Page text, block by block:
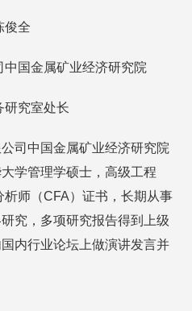
俊全
国金属矿业经济研究院
研究室处长
司中国金属矿业经济研究院
学管理学硕士，高级工程
师（CFA）证书，长期从事
究，多项研究报告得到上级
内行业论坛上做演讲发言并